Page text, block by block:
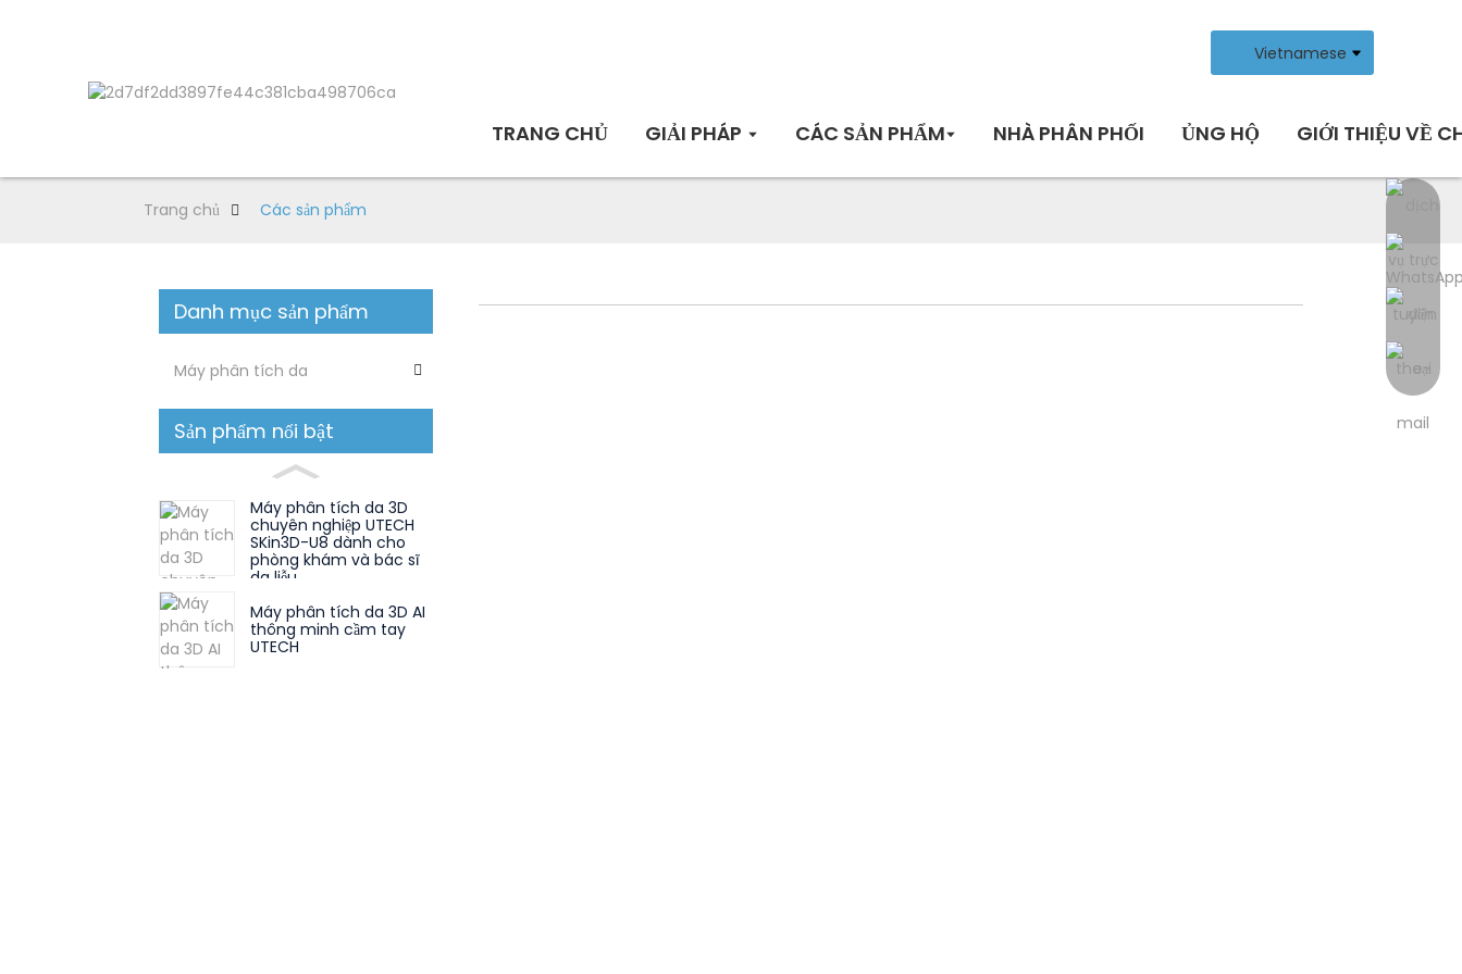
Vietnamese
TRANG CHỦ GIẢI PHÁP CÁC SẢN PHẨM NHÀ PHÂN PHỐI ỦNG HỘ GIỚI THIỆU VỀ
Trang chủ Các sản phẩm
Danh mục sản phẩm
Máy phân tích da
Sản phẩm nổi bật
Máy phân tích da 3D
chuyên nghiệp UTECH
SKin3D-U8 dành cho
phòng khám và bác sĩ
da liễu
Máy phân tích da 3D AI
thông minh cầm tay
UTECH